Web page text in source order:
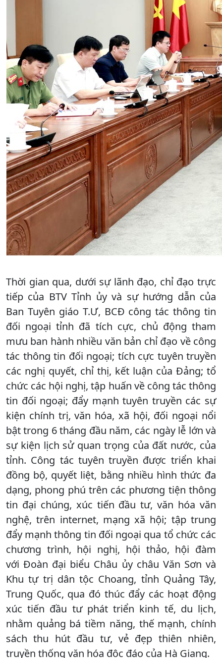
Thời gian qua, dưới sự lãnh đạo, chỉ đạo trực
tiếp của BTV Tỉnh ủy và sự hướng dẫn của
Ban Tuyên giáo T.Ư, BCĐ công tác thông tin
đối ngoại tỉnh đã tích cực, chủ động tham
mưu ban hành nhiều văn bản chỉ đạo về công
tác thông tin đối ngoại; tích cực tuyên truyền
các nghị quyết, chỉ thị, kết luận của Đảng; tổ
chức các hội nghị, tập huấn về công tác thông
tin đối ngoại; đẩy mạnh tuyên truyền các sự
kiện chính trị, văn hóa, xã hội, đối ngoại nổi
bật trong 6 tháng đầu năm, các ngày lễ lớn và
sự kiện lịch sử quan trọng của đất nước, của
tỉnh. Công tác tuyên truyền được triển khai
đồng bộ, quyết liệt, bằng nhiều hình thức đa
dạng, phong phú trên các phương tiện thông
tin đại chúng, xúc tiến đầu tư, văn hóa văn
nghệ, trên internet, mạng xã hội; tập trung
đẩy mạnh thông tin đối ngoại qua tổ chức các
chương trình, hội nghị, hội thảo, hội đàm
với Đoàn đại biểu Châu ủy châu Văn Sơn và
Khu tự trị dân tộc Choang, tỉnh Quảng Tây,
Trung Quốc, qua đó thúc đẩy các hoạt động
xúc tiến đầu tư phát triển kinh tế, du lịch,
nhằm quảng bá tiềm năng, thế mạnh, chính
sách thu hút đầu tư, vẻ đẹp thiên nhiên,
truyền thống văn hóa độc đáo của Hà Giang.